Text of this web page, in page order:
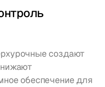
создают
обеспечение для